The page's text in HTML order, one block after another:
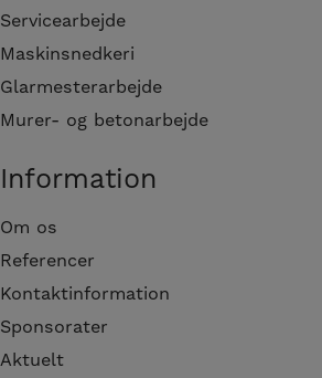
Servicearbejde
Maskinsnedkeri
Glarmesterarbejde
Murer- og betonarbejde
Information
Om os
Referencer
Kontaktinformation
Sponsorater
Aktuelt